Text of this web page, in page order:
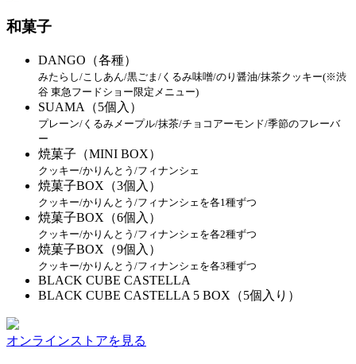
和菓子
DANGO（各種）
みたらし/こしあん/黒ごま/くるみ味噌/のり醤油/抹茶クッキー(※渋
谷 東急フードショー限定メニュー)
SUAMA（5個入）
プレーン/くるみメープル/抹茶/チョコアーモンド/季節のフレーバ
ー
焼菓子（MINI BOX）
クッキー/かりんとう/フィナンシェ
焼菓子BOX（3個入）
クッキー/かりんとう/フィナンシェを各1種ずつ
焼菓子BOX（6個入）
クッキー/かりんとう/フィナンシェを各2種ずつ
焼菓子BOX（9個入）
クッキー/かりんとう/フィナンシェを各3種ずつ
BLACK CUBE CASTELLA
BLACK CUBE CASTELLA 5 BOX（5個入り）
オンラインストアを見る